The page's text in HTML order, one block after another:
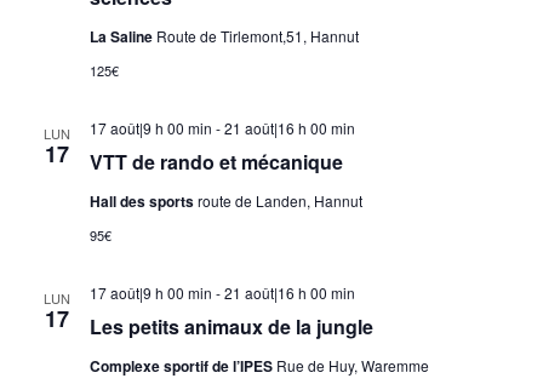
La Saline Route de Tirlemont,51, Hannut
125€
LUN
17 VTT de rando et mécanique
17 août|9 h 00 min -21 août|16 h 00 min
Hall des sportsroute de Landen, Hannut
95€
LUN
17 Les petits animaux de la jungle
17 août|9 h 00 min -21 août|16 h 00 min
Complexe sportif de l’IPES Rue de Huy, Waremme